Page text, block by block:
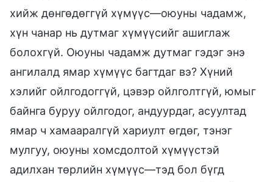
хийж дөнгөдөггүй хүмүүс—оюуны чадамж,
хүн чанар нь дутмаг хүмүүсийг ашиглаж
болохгүй. Оюуны чадамж дутмаг гэдэг энэ
ангилалд ямар хүмүүс багтдаг вэ? Хүний
хэлийг ойлгодоггүй, цэвэр ойлголтгүй, юмыг
байнга буруу ойлгодог, андуурдаг, асуултад
ямар ч хамааралгүй хариулт өгдөг, тэнэг
мулгуу, оюуны хомсдолтой хүмүүстэй
адилхан төрлийн хүмүүс—тэд бол бүгд